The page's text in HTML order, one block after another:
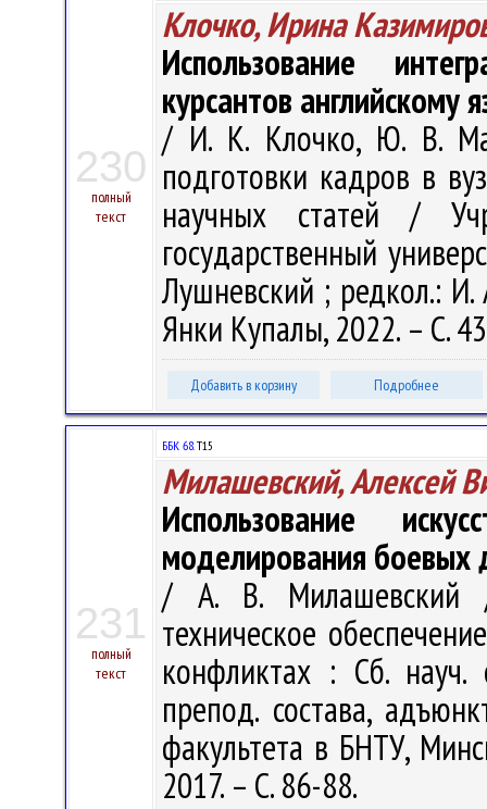
230
полный
текст
Клочко, Ирина
Использование
курсантов английскому
/ И. К. Клочко, Ю. В.
подготовки кадров в
научных статей /
государственный
Лушневский ; редкол.:
Янки Купалы, 2022. – С.
Добавить в корзину Подробнее
231
полный
текст
ББК 68.Т15
Милашевский, Алексей
Использование
моделирования боевых
/ А. В. Милашевский
техническое
конфликтах : Сб. науч.
препод. состава,
факультета в БНТУ,
2017. – С. 86-88.